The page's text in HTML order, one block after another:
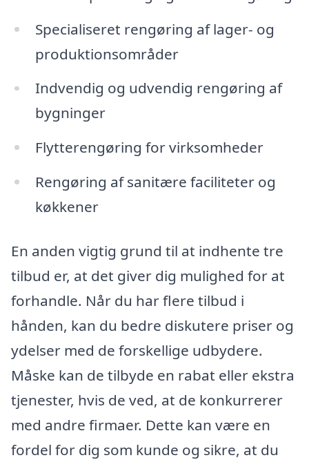
Specialiseret rengøring af lager- og
produktionsområder
Indvendig og udvendig rengøring af
bygninger
Flytterengøring for virksomheder
Rengøring af sanitære faciliteter og
køkkener
En anden vigtig grund til at indhente tre
tilbud er, at det giver dig mulighed for at
forhandle. Når du har flere tilbud i
hånden, kan du bedre diskutere priser og
ydelser med de forskellige udbydere.
Måske kan de tilbyde en rabat eller ekstra
tjenester, hvis de ved, at de konkurrerer
med andre firmaer. Dette kan være en
fordel for dig som kunde og sikre, at du